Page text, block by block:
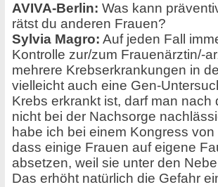
AVIVA-Berlin: Was kann
rätst du anderen Frauen?
Sylvia Magro: Auf jeden Fall
Kontrolle zur/zum Frauenärztin/-
mehrere Krebserkrankungen in
vielleicht auch eine Gen-
Krebs erkrankt ist, darf man
nicht bei der Nachsorge
habe ich bei einem Kongress
dass einige Frauen auf eigene
absetzen, weil sie unter den
Das erhöht natürlich die Gefahr